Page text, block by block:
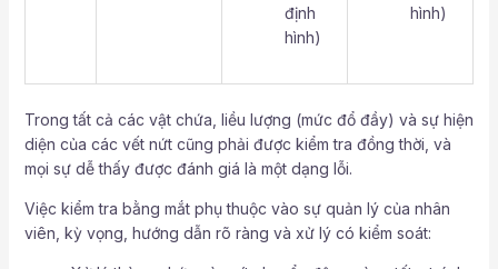
định
hình)
hình)
Trong tất cả các vật chứa, liều lượng (mức đổ đầy) và sự hiện
diện của các vết nứt cũng phải được kiểm tra đồng thời, và
mọi sự dễ thấy được đánh giá là một dạng lỗi.
Việc kiểm tra bằng mắt phụ thuộc vào sự quản lý của nhân
viên, kỳ vọng, hướng dẫn rõ ràng và xử lý có kiểm soát: